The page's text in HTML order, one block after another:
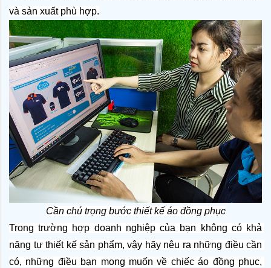
và sản xuất phù hợp.
Cần chú trọng bước thiết kế áo đồng phục
Trong trường hợp doanh nghiệp của bạn không có khả
năng tự thiết kế sản phẩm, vậy hãy nêu ra những điều cần
có, những điều bạn mong muốn về chiếc áo đồng phục,